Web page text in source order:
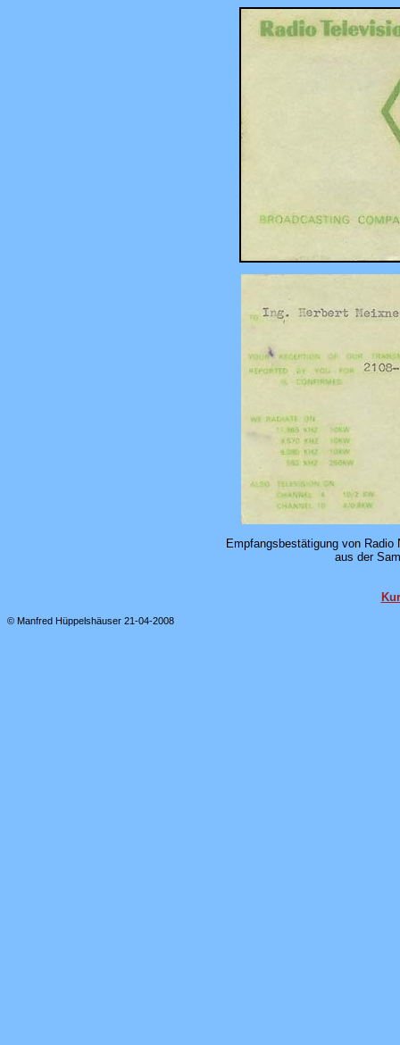
Empfangsbestätigung von
aus der
© Manfred Hüppelshäuser 21-04-2008